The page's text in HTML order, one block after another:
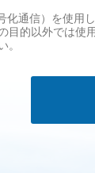
通信）を使用し
的以外では使
。